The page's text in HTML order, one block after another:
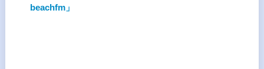
beachfm」